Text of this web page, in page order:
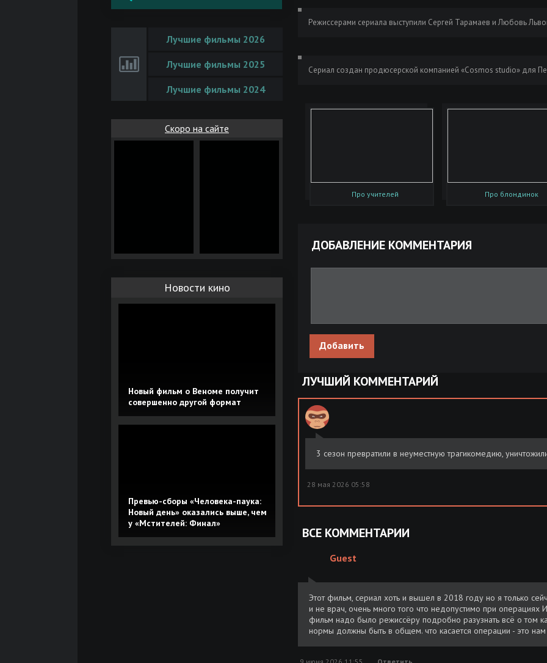
Лучшие фильмы 2026
Лучшие фильмы 2025
Лучшие фильмы 2024
Скоро на сайте
Новости кино
Новый фильм о Веноме получит
совершенно другой формат
Превью-сборы «Человека-паука:
Новый день» оказались выше, чем
у «Мстителей: Финал»
Режиссерами сериала выступили Cергей Тарамаев и Любовь
Сериал создан продюсерской компанией «Cosmos studio» для
Про учителей Про блондинок
ДОБАВЛЕНИЕ КОММЕНТАРИЯ
Добавить
ЛУЧШИЙ КОММЕНТАРИЙ
3 сезон превратили в неуместную трагикомедию,
28 мая 2026 05:58
ВСЕ КОММЕНТАРИИ
Guest
Этот фильм, сериал хоть и вышел в 2018 году но я только
и не врач, очень много того что недопустимо при
фильм надо было режиссёру подробно разузнать всё о том
нормы должны быть в общем. что касается операции - это нам